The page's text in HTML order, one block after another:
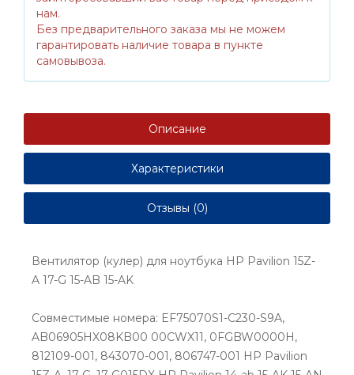
нам.
Без предварительного заказа мы не можем
гарантировать наличие товара в пункте
самовывоза.
Описание
Характеристики
Отзывы (0)
Вентилятор (кулер) для ноутбука HP Pavilion 15Z-
A 17-G 15-AB 15-AK
Совместимые номера: EF75070S1-C230-S9A,
AB06905HX08KB00 00CWX11, 0FGBW0000H,
812109-001, 843070-001, 806747-001 HP Pavilion